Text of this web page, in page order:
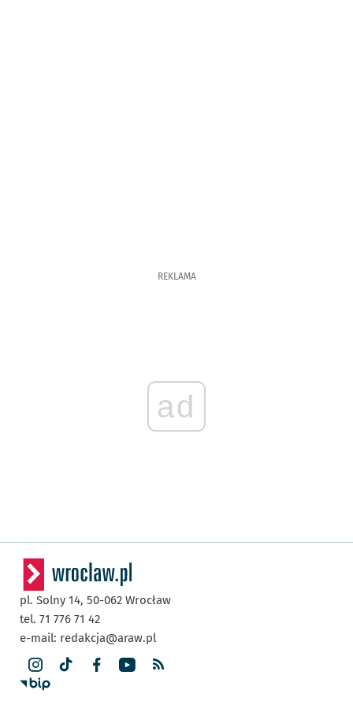
REKLAMA
ad
pl. Solny 14, 50-062 Wrocław
tel. 71 776 71 42
e-mail: redakcja@araw.pl